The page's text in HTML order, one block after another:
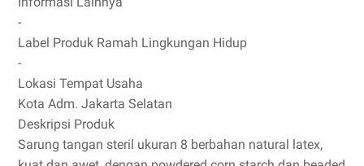
-
Label Produk Ramah Lingkungan Hidup
-
Lokasi Tempat Usaha
Kota Adm. Jakarta Selatan
Deskripsi Produk
Sarung tangan steril ukuran 8 berbahan natural latex,